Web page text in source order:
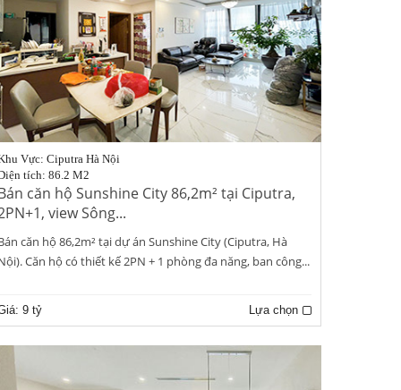
Vực: Ciputra Hà Nội
tích: 86.2 M2
căn hộ Sunshine City 86,2m² tại Ciputra,
view Sông...
căn hộ 86,2m² tại dự án Sunshine City (Ciputra, Hà
Căn hộ có thiết kế 2PN + 1 phòng đa năng, ban công...
9 tỷ Lựa chọn